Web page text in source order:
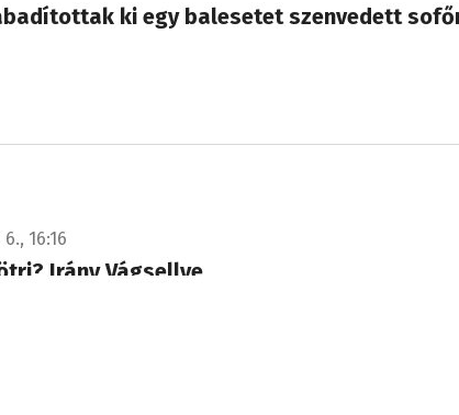
ki egy balesetet szenvedett
16:16
Irány Vágsellye